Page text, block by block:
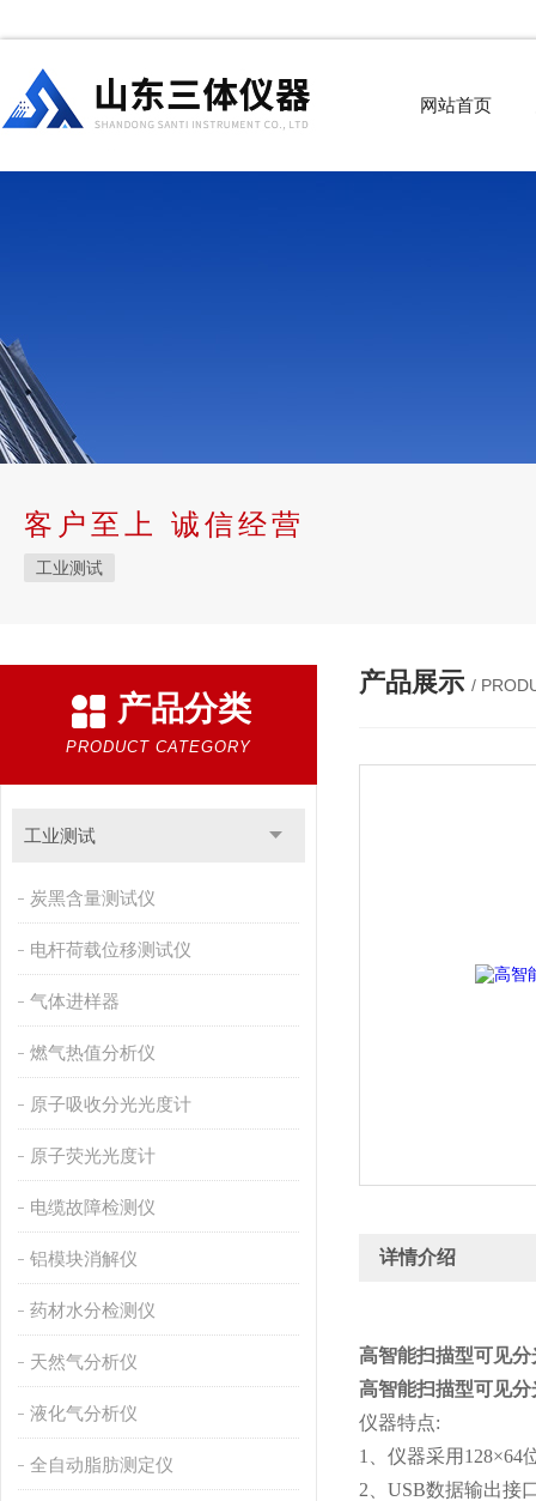
网站首页
客户至上 诚信经营
工业测试
产品分类
PRODUCT CATEGORY
工业测试
炭黑含量测试仪
电杆荷载位移测试仪
气体进样器
燃气热值分析仪
原子吸收分光光度计
原子荧光光度计
电缆故障检测仪
铝模块消解仪
药材水分检测仪
天然气分析仪
液化气分析仪
全自动脂肪测定仪
产品展示 /
详情介绍
高智能扫描型可见分
高智能扫描型可见分
仪器特点:
1、仪器采用
2、USB数据输出接